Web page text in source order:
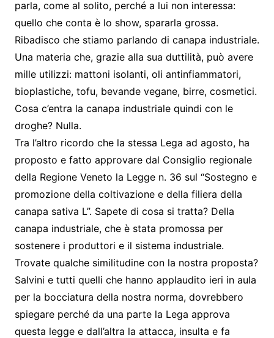
parla, come al solito, perché a lui non interessa:
quello che conta è lo show, spararla grossa.
Ribadisco che stiamo parlando di canapa industriale.
Una materia che, grazie alla sua duttilità, può avere
mille utilizzi: mattoni isolanti, oli antinfiammatori,
bioplastiche, tofu, bevande vegane, birre, cosmetici.
Cosa c’entra la canapa industriale quindi con le
droghe? Nulla.
Tra l’altro ricordo che la stessa Lega ad agosto, ha
proposto e fatto approvare dal Consiglio regionale
della Regione Veneto la Legge n. 36 sul “Sostegno e
promozione della coltivazione e della filiera della
canapa sativa L”. Sapete di cosa si tratta? Della
canapa industriale, che è stata promossa per
sostenere i produttori e il sistema industriale.
Trovate qualche similitudine con la nostra proposta?
Salvini e tutti quelli che hanno applaudito ieri in aula
per la bocciatura della nostra norma, dovrebbero
spiegare perché da una parte la Lega approva
questa legge e dall’altra la attacca, insulta e fa